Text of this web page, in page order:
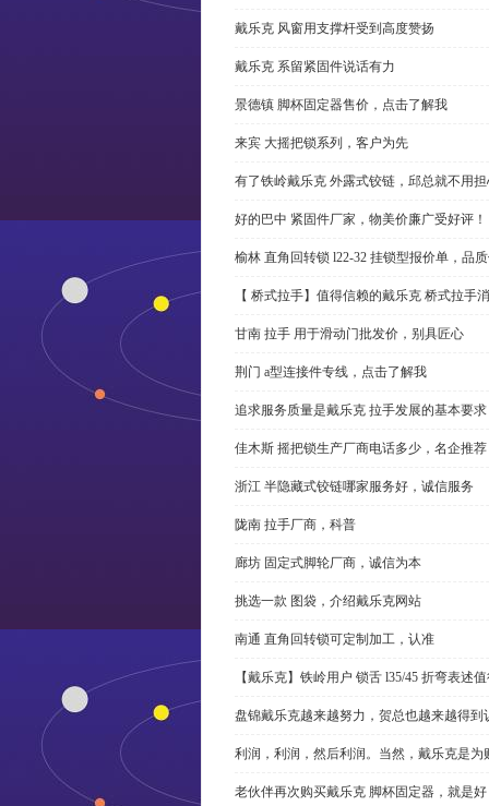
戴乐克 风窗用支撑杆受到高度赞扬
戴乐克 系留紧固件说话有力
景德镇 脚杯固定器售价，点击了解我
来宾 大摇把锁系列，客户为先
有了铁岭戴乐克 外露式铰链，邱总就不用
好的巴中 紧固件厂家，物美价廉广受好评！
榆林 直角回转锁 l22-32 挂锁型报价单，品
【 桥式拉手】值得信赖的戴乐克 桥式拉手
甘南 拉手 用于滑动门批发价，别具匠心
荆门 a型连接件专线，点击了解我
追求服务质量是戴乐克 拉手发展的基本要求
佳木斯 摇把锁生产厂商电话多少，名企推荐
浙江 半隐藏式铰链哪家服务好，诚信服务
陇南 拉手厂商，科普
廊坊 固定式脚轮厂商，诚信为本
挑选一款 图袋，介绍戴乐克网站
南通 直角回转锁可定制加工，认准
【戴乐克】铁岭用户 锁舌 l35/45 折弯表述
盘锦戴乐克越来越努力，贺总也越来越得到
利润，利润，然后利润。当然，戴乐克是为
老伙伴再次购买戴乐克 脚杯固定器，就是